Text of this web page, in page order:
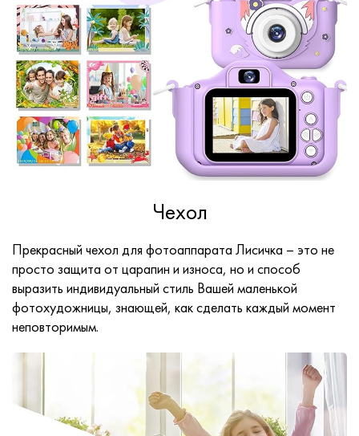
Чехол
Прекрасный чехол для фотоаппарата Лисичка – это не
просто защита от царапин и износа, но и способ
выразить индивидуальный стиль Вашей маленькой
фотохудожницы, знающей, как сделать каждый момент
неповторимым.